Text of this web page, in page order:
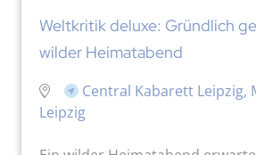
Weltkritik deluxe: Gründlich
wilder Heimatabend
Central Kabarett Leipzig,
Leipzig